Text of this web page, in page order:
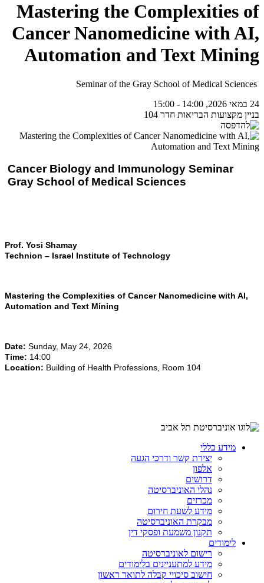
Mastering the Complexities of
Cancer Nanomedicine with AI,
Automation and Text Mining
24 במאי 2026, 14:00 - 15:00
בניין מקצועות הבריאות חדר 104
Cancer Biology and Immunology Seminar
Gray School of Medical Sciences
Prof. Yosi Shamay
Technion – Israel Institute of Technology
Mastering the Complexities of Cancer Nanomedicine with AI,
Automation and Text Mining
Date: Sunday, May 24, 2026
Time: 14:00
Location: Building of Health Professions, Room 104
מידע כללי
יצירת קשר ודרכי הגעה
אלפון
דרושים
נהלי האוניברסיטה
מכרזים
מידע לשעת חירום
מבקרת האוניברסיטה
תקנון משמעת ופסקי דין
לימודים
רישום לאוניברסיטה
מידע למתעניינים בלימודים
חישוב סיכויי קבלה לתואר ראשון